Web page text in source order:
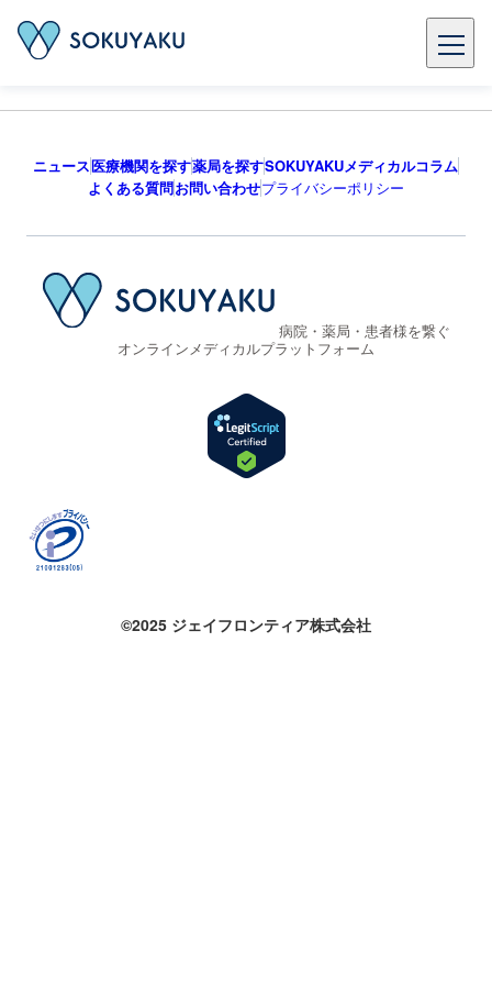
ニュース医療機関を探す薬局を探すSOKUYAKUメディカルコラム
よくある質問お問い合わせプライバシーポリシー
病院・薬局・患者様を繋ぐ
オンラインメディカルプラットフォーム
©2025 ジェイフロンティア株式会社